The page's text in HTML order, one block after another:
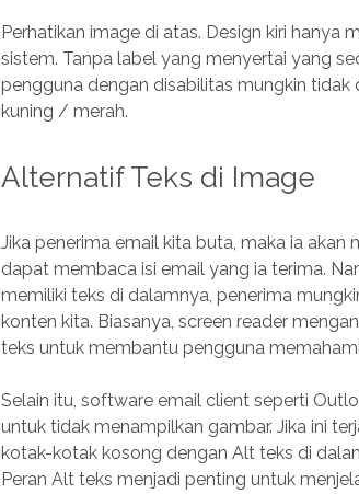
Perhatikan image di atas. Design kiri hanya
sistem. Tanpa label yang menyertai yang
pengguna dengan disabilitas mungkin
kuning / merah.
Alternatif Teks di Image
Jika penerima email kita buta, maka ia
dapat membaca isi email yang ia terima.
memiliki teks di dalamnya, penerima
konten kita. Biasanya, screen reader
teks untuk membantu pengguna
Selain itu, software email client seperti
untuk tidak menampilkan gambar. Jika ini
kotak-kotak kosong dengan Alt teks di
Peran Alt teks menjadi penting untuk